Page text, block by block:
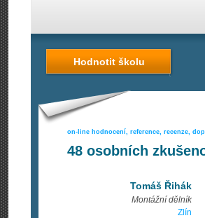
Hodnotit školu
on-line hodnocení, reference, recenze,
48 osobních
Tomáš Řihák
Montážní dělník
Zlín